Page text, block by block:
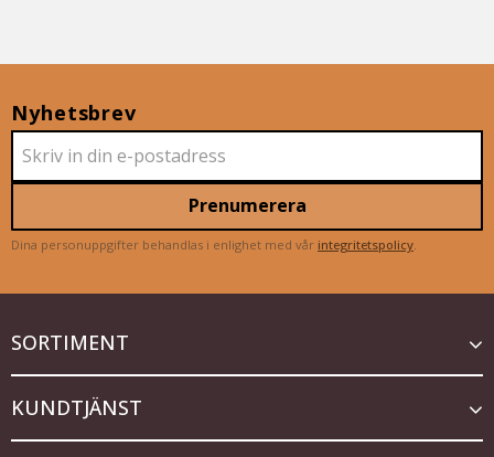
Nyhetsbrev
Prenumerera
Dina personuppgifter behandlas i enlighet med vår integritetspolicy
SORTIMENT
KUNDTJÄNST